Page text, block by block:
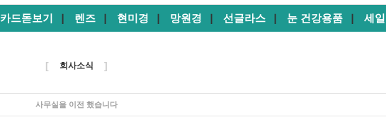
카드돋보기 렌즈 현미경 망원경 선글라스 눈 건강용품 세일
[ 회사소식 ]
사무실을 이전 했습니다